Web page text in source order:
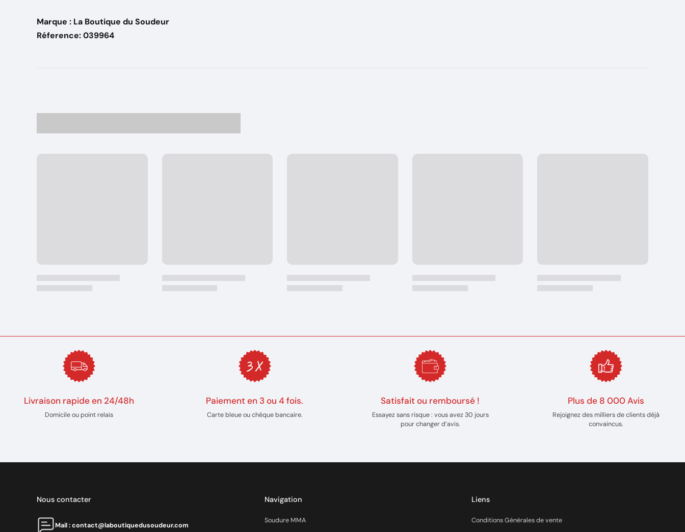
Marque : La Boutique du Soudeur
Réference: 039964
Livraison rapide en 24/48h
Domicile ou point relais
Paiement en 3 ou 4 fois.
Carte bleue ou chèque bancaire.
Satisfait ou remboursé !
Essayez sans risque : vous avez 30 jours
pour changer d’avis.
Plus de 8 000 Avis
Rejoignez des milliers de clients déjà
convaincus.
Nous contacter
Mail : contact@laboutiquedusoudeur.com
Navigation
Soudure MMA
Liens
Conditions Générales de vente